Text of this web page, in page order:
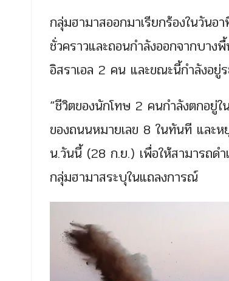
กลุ่มฮามาสออกมาเรียกร้องในวัน
ชั่วคราวและถอนกำลังออกจากบาง
อิสราเอล 2 คน และขณะนี้กำลังอยู่
“ชีวิตของนักโทษ 2 คนกำลังตกอยู่ใ
ของถนนหมายเลข 8 ในทันที และห
น.วันนี้ (28 ก.ย.) เพื่อให้สามารถด
กลุ่มฮามาสระบุในแถลงการณ์